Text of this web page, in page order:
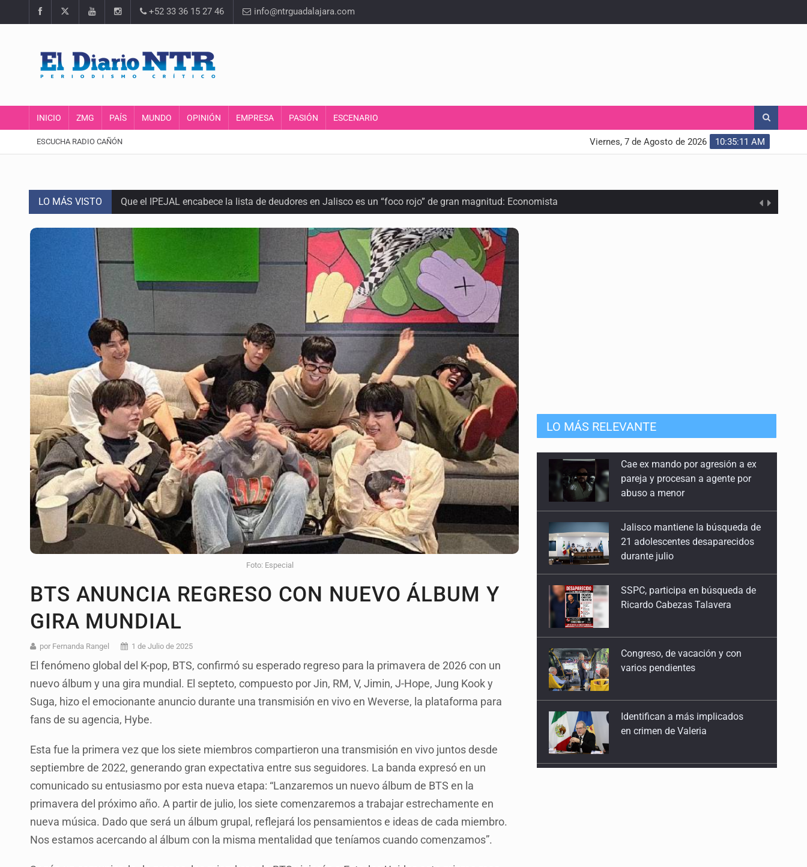
+52 33 36 15 27 46 info@ntrguadalajara.com
INICIO ZMG PAÍS MUNDO OPINIÓN EMPRESA PASIÓN ESCENARIO
ESCUCHA RADIO CAÑÓN 10:35:12 AM
Viernes, 7 de Agosto de 2026
LO MÁS VISTO Que el IPEJAL encabece la lista de deudores en Jalisco es un “foco rojo” de gran magnitud: Economista
Critican inoperancia de la ASEJ para recuperar fondos públicos
Catean centro de fraudes inmobiliarios en Zapopan
Ex policía es detenido por agresión y amenzas contra su pareja
Vecinos de Mirador de San Isidro denuncian tala; IJALVI lo niega
Reporta 627 acciones tras inundación en Balcones de Oblatos
SSPC, participa en búsqueda de Ricardo Cabezas Talavera
Proponen consulta popular por desarrollo de vivienda en Mirador de San Isidro
Identifican a más implicados en crimen de Valeria
Capturan a secuestradora buscada desde 2012
Foto: Especial
BTS ANUNCIA REGRESO CON NUEVO ÁLBUM Y
GIRA MUNDIAL
por Fernanda Rangel 1 de Julio de 2025
El fenómeno global del K-pop, BTS, confirmó su esperado regreso para la primavera de 2026 con un
nuevo álbum y una gira mundial. El septeto, compuesto por Jin, RM, V, Jimin, J-Hope, Jung Kook y
Suga, hizo el emocionante anuncio durante una transmisión en vivo en Weverse, la plataforma para
fans de su agencia, Hybe.
Esta fue la primera vez que los siete miembros compartieron una transmisión en vivo juntos desde
septiembre de 2022, generando gran expectativa entre sus seguidores. La banda expresó en un
comunicado su entusiasmo por esta nueva etapa: “Lanzaremos un nuevo álbum de BTS en la
primavera del próximo año. A partir de julio, los siete comenzaremos a trabajar estrechamente en
nueva música. Dado que será un álbum grupal, reflejará los pensamientos e ideas de cada miembro.
Nos estamos acercando al álbum con la misma mentalidad que teníamos cuando comenzamos”.
LO MÁS RELEVANTE
Jalisco mantiene la búsqueda de
21 adolescentes desaparecidos
durante julio
SSPC, participa en búsqueda de
Ricardo Cabezas Talavera
Congreso, de vacación y con
varios pendientes
Identifican a más implicados
en crimen de Valeria
Capturan en Zapopan a
defraudador de paquetes